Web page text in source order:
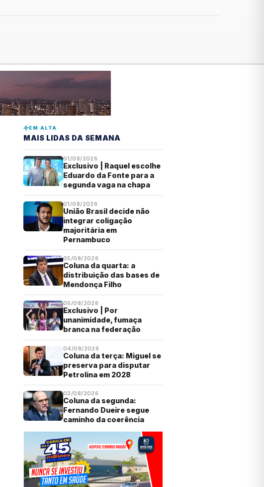
EM ALTA
MAIS LIDAS DA SEMANA
01/08/2026
Exclusivo | Raquel escolhe
Eduardo da Fonte para a
segunda vaga na chapa
01/08/2026
União Brasil decide não
integrar coligação
majoritária em
Pernambuco
05/08/2026
Coluna da quarta: a
distribuição das bases de
Mendonça Filho
05/08/2026
Exclusivo | Por
unanimidade, fumaça
branca na federação
04/08/2026
Coluna da terça: Miguel se
preserva para disputar
Petrolina em 2028
03/08/2026
Coluna da segunda:
Fernando Dueire segue
caminho da coerência